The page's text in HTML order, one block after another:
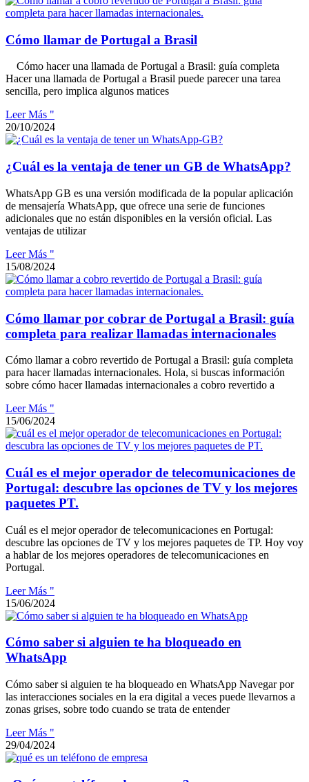
Cómo llamar de Portugal a Brasil
Cómo hacer una llamada de Portugal a Brasil: guía completa
Hacer una llamada de Portugal a Brasil puede parecer una tarea
sencilla, pero implica algunos matices
Leer Más "
20/10/2024
¿Cuál es la ventaja de tener un GB de WhatsApp?
WhatsApp GB es una versión modificada de la popular aplicación
de mensajería WhatsApp, que ofrece una serie de funciones
adicionales que no están disponibles en la versión oficial. Las
ventajas de utilizar
Leer Más "
15/08/2024
Cómo llamar por cobrar de Portugal a Brasil: guía
completa para realizar llamadas internacionales
Cómo llamar a cobro revertido de Portugal a Brasil: guía completa
para hacer llamadas internacionales. Hola, si buscas información
sobre cómo hacer llamadas internacionales a cobro revertido a
Leer Más "
15/06/2024
Cuál es el mejor operador de telecomunicaciones de
Portugal: descubre las opciones de TV y los mejores
paquetes PT.
Cuál es el mejor operador de telecomunicaciones en Portugal:
descubre las opciones de TV y los mejores paquetes de TP. Hoy voy
a hablar de los mejores operadores de telecomunicaciones en
Portugal.
Leer Más "
15/06/2024
Cómo saber si alguien te ha bloqueado en
WhatsApp
Cómo saber si alguien te ha bloqueado en WhatsApp Navegar por
las interacciones sociales en la era digital a veces puede llevarnos a
zonas grises, sobre todo cuando se trata de entender
Leer Más "
29/04/2024